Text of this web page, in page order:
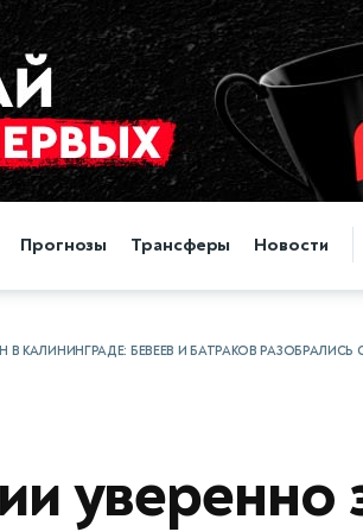
Прогнозы Трансферы Новости
КАЛИНИНГРАДЕ: БЕВЕЕВ И БАТРАКОВ
уверенно